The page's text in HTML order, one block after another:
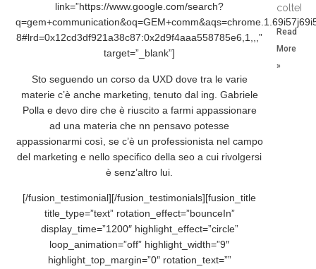
link=”https://www.google.com/search?
8#lrd=0x12cd3df921a38c87:0x2d9f4aaa558785e6,1,,,”
target=”_blank”]
Sto seguendo un corso da UXD dove tra le varie
materie c’è anche marketing, tenuto dal ing. Gabriele
Polla e devo dire che è riuscito a farmi appassionare
ad una materia che nn pensavo potesse
appassionarmi così, se c’è un professionista nel campo
del marketing e nello specifico della seo a cui rivolgersi
è senz’altro lui.
[/fusion_testimonial][/fusion_testimonials][fusion_title
title_type=”text” rotation_effect=”bounceIn”
display_time=”1200″ highlight_effect=”circle”
loop_animation=”off” highlight_width=”9″
highlight_top_margin=”0″ rotation_text=””
coltello
Read
More
»